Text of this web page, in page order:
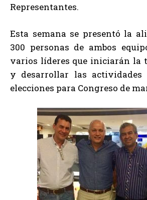
Representantes.
Esta semana se presentó la
300 personas de ambos
varios líderes que iniciarán la
y desarrollar las
elecciones para Congreso de